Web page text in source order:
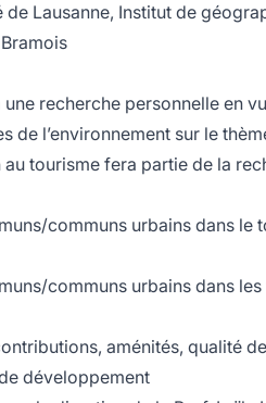
Lausanne, Institut de
recherche personnelle en
de l’environnement sur le
tourisme fera partie de la
communs urbains dans le
communs urbains dans
aménités, qualité
développement